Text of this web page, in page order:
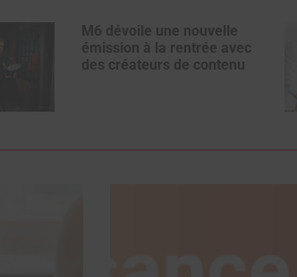
M6 dévoile une nouvelle
émission à la rentrée avec
des créateurs de contenu